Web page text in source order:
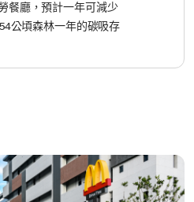
餐廳，預計一年可減少
公頃森林一年的碳吸存